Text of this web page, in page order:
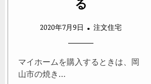
る
2020年7月9日 注文住宅
マイホームを購入するときは、岡
山市の焼き…